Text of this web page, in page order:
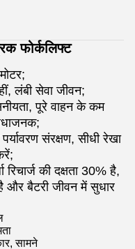
फोर्कलिफ्ट
लंबी सेवा जीवन;
पूरे वाहन के कम
संरक्षण, सीधी रेखा
रिचार्ज की दक्षता 30% है,
और बैटरी जीवन में सुधार
सामने